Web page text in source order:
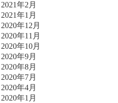
2021年2月
2021年1月
2020年12月
2020年11月
2020年10月
2020年9月
2020年8月
2020年7月
2020年4月
2020年1月